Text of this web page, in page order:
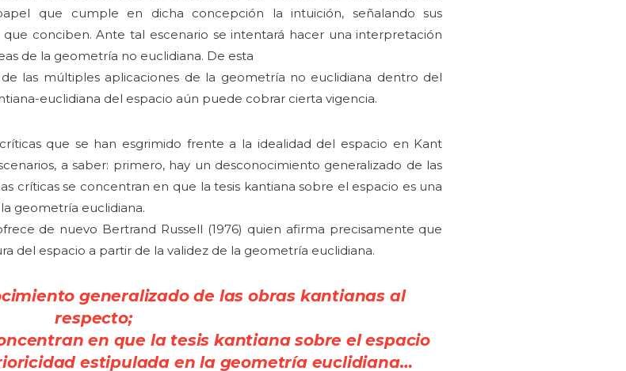
que cumple en dicha concepción la intuición, señalando sus
conciben. Ante tal escenario se intentará hacer una interpretación
de la geometría no euclidiana. De esta
las múltiples aplicaciones de la geometría no euclidiana dentro del
euclidiana del espacio aún puede cobrar cierta vigencia.
que se han esgrimido frente a la idealidad del espacio en Kant
a saber: primero, hay un desconocimiento generalizado de las
críticas se concentran en que la tesis kantiana sobre el espacio es una
geometría euclidiana.
de nuevo Bertrand Russell (1976) quien afirma precisamente que
del espacio a partir de la validez de la geometría euclidiana.
generalizado de las obras kantianas al
respecto;
en que la tesis kantiana sobre el espacio
estipulada enla geometría euclidiana…